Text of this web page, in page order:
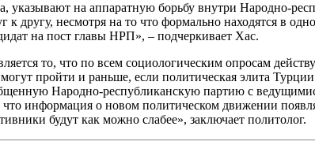
на аппаратную борьбу внутри Народно-
несмотря на то что формально находятся в
на пост главы НРП», – подчеркивает Хас.
то, что по всем социологическим опросам
пройти и раньше, если политическая элита
Народно-республиканскую партию с
информация о новом политическом движении
будут как можно слабее», заключает политолог.